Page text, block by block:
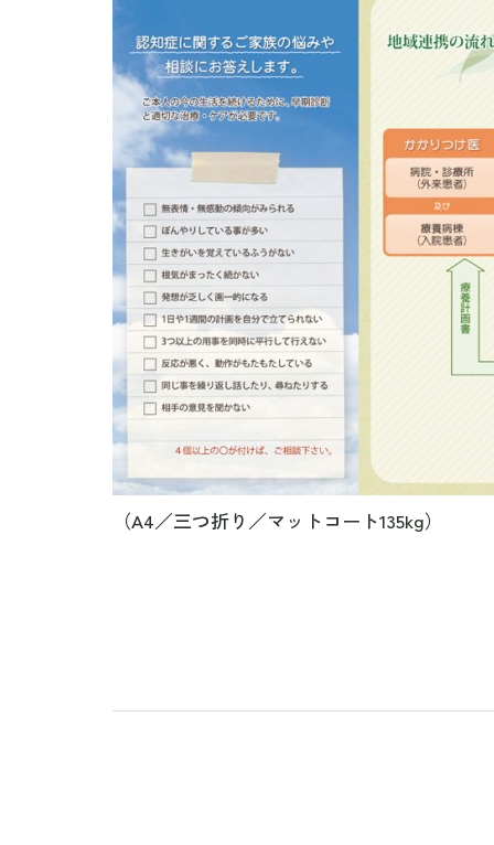
（A4／三つ折り／マットコート135kg）